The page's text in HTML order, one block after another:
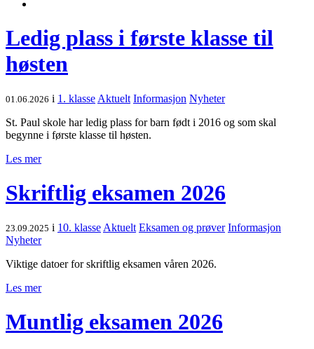
Ledig plass i første klasse til
høsten
01.06.2026 i 1. klasse Aktuelt Informasjon Nyheter
St. Paul skole har ledig plass for barn født i 2016 og som skal
begynne i første klasse til høsten.
Les mer
Skriftlig eksamen 2026
23.09.2025 i 10. klasse Aktuelt Eksamen og prøver Informasjon
Nyheter
Viktige datoer for skriftlig eksamen våren 2026.
Les mer
Muntlig eksamen 2026